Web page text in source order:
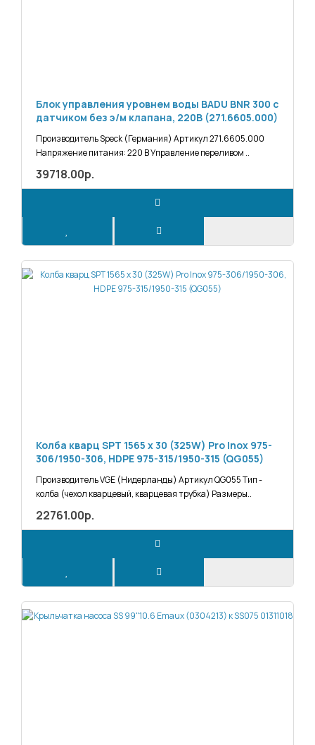
Блок управления уровнем воды BADU BNR 300 с
датчиком без э/м клапана, 220В (271.6605.000)
Производитель Speck (Германия) Артикул 271.6605.000
Напряжение питания: 220 В Управление переливом ..
39718.00р.
Колба кварц SPT 1565 x 30 (325W) Pro Inox 975-
306/1950-306, HDPE 975-315/1950-315 (QG055)
Производитель VGE (Нидерланды) Артикул QG055 Тип -
колба (чехол кварцевый, кварцевая трубка) Размеры..
22761.00р.